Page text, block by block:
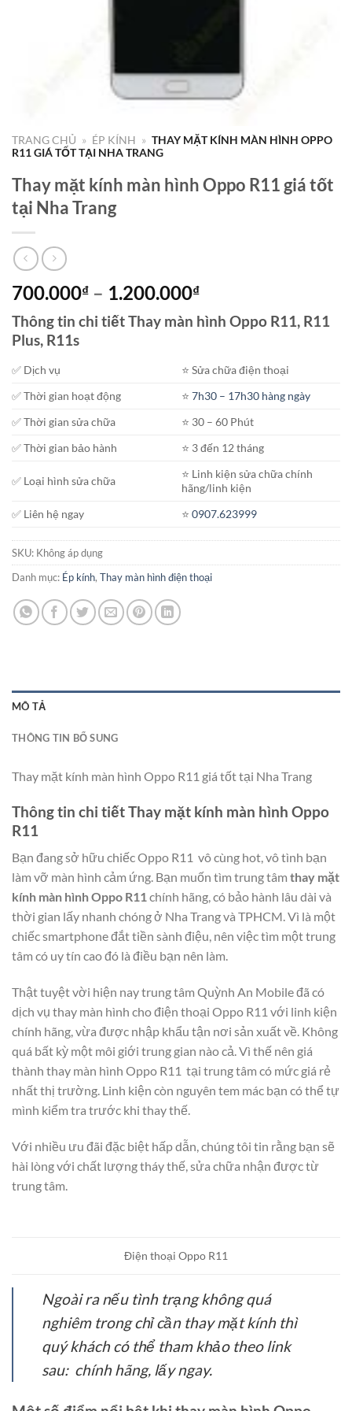
TRANG CHỦ » ÉP KÍNH » THAY MẶT KÍNH MÀN HÌNH OPPO
R11 GIÁ TỐT TẠI NHA TRANG
Thay mặt kính màn hình Oppo R11 giá tốt
tại Nha Trang
700.000₫ – 1.200.000₫Khoảng
giá:
từ
đến
1.200.000₫
Thông tin chi tiết Thay màn hình Oppo R11, R11
Plus, R11s
✅ Dịch vụ
⭐️ Sửa chữa điện thoại
✅ Thời gian hoạt động
⭐️7h30 – 17h30 hàng ngày
✅ Thời gian sửa chữa
⭐️ 30 – 60 Phút
✅ Thời gian bảo hành
⭐️ 3 đến 12 tháng
✅ Loại hình sửa chữa
⭐️ Linh kiện sửa chữa chính
hãng/linh kiện
✅ Liên hệ ngay
⭐️0907.623999
SKU: Không áp dụng
Danh mục: Ép kính, Thay màn hình điện thoại
MÔ TẢ
THÔNG TIN BỔ SUNG
Thay mặt kính màn hình Oppo R11 giá tốt tại Nha Trang
Thông tin chi tiết Thay mặt kính màn hình Oppo
R11
Bạn đang sở hữu chiếc Oppo R11 vô cùng hot, vô tình bạn
làm vỡ màn hình cảm ứng. Bạn muốn tìm trung tâm thay mặt
kính màn hình Oppo R11chính hãng, có bảo hành lâu dài và
thời gian lấy nhanh chóng ở Nha Trang và TPHCM. Vì là một
chiếc smartphone đắt tiền sành điệu, nên việc tìm một trung
tâm có uy tín cao đó là điều bạn nên làm.
Thật tuyệt vời hiện nay trung tâm Quỳnh An Mobile đã có
dịch vụ thay màn hình cho điện thoại Oppo R11 với linh kiện
chính hãng, vừa được nhập khẩu tận nơi sản xuất về. Không
quá bất kỳ một môi giới trung gian nào cả. Vì thế nên giá
thành thay màn hình Oppo R11 tại trung tâm có mức giá rẻ
nhất thị trường. Linh kiện còn nguyên tem mác bạn có thể tự
mình kiểm tra trước khi thay thế.
Với nhiều ưu đãi đặc biệt hấp dẫn, chúng tôi tin rằng bạn sẽ
hài lòng với chất lượng tháy thế, sửa chữa nhận được từ
trung tâm.
Điện thoại Oppo R11
Ngoài ra nếu tình trạng không quá
nghiêm trong chỉ cần thay mặt kính thì
quý khách có thể tham khảo theo link
sau: chính hãng, lấy ngay.